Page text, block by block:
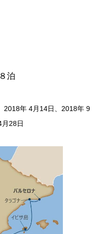
泊
​2018年 4月14日、​2018年 9
28日